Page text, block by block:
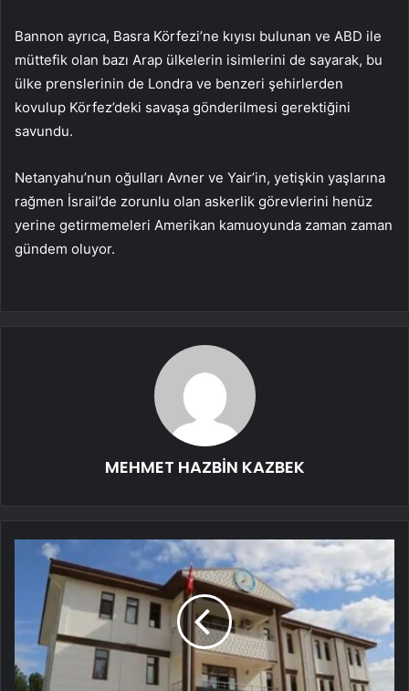
Bannon ayrıca, Basra Körfezi’ne kıyısı bulunan ve ABD ile
müttefik olan bazı Arap ülkelerin isimlerini de sayarak, bu
ülke prenslerinin de Londra ve benzeri şehirlerden
kovulup Körfez’deki savaşa gönderilmesi gerektiğini
savundu.
Netanyahu’nun oğulları Avner ve Yair’in, yetişkin yaşlarına
rağmen İsrail’de zorunlu olan askerlik görevlerini henüz
yerine getirmemeleri Amerikan kamuoyunda zaman zaman
gündem oluyor.
MEHMET HAZBİN KAZBEK